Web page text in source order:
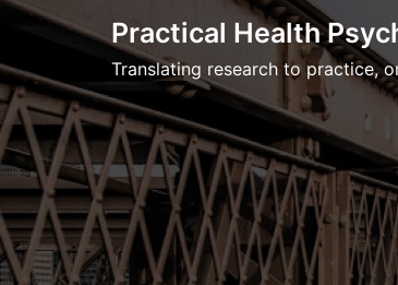
Skip
content
Practical Health
Translating research to practice,